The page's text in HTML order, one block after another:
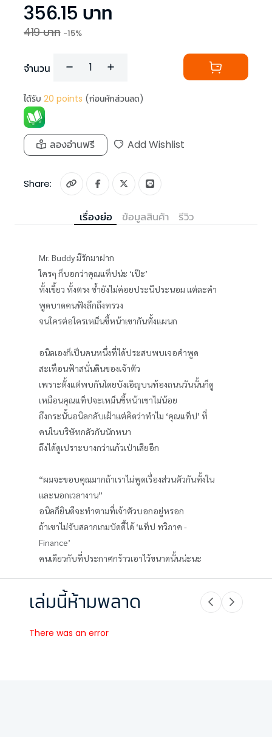
356.15 บาท
419บาท -15%
จำนวน
ได้รับ 20 points (ก่อนหักส่วนลด)
ลองอ่านฟรี Add Wishlist
Share:
เรื่องย่อ ข้อมูลสินค้า รีวิว
Mr. Buddy มีรักมาฝาก
ใครๆ ก็บอกว่าคุณแท็ปน่ะ ‘เป๊ะ’
ทั้งเขี้ยว ทั้งตรง ซ้ำยังไม่ค่อยประนีประนอม แต่ละคำ
พูดบาดคนฟังลึกถึงทรวง
จนใครต่อใครเหม็นขี้หน้าเขากันทั้งแผนก
อนิลเองก็เป็นคนหนึ่งที่ได้ประสบพบเจอคำพูด
สะเทือนฟ้าสนั่นดินของเจ้าตัว
เพราะตั้งแต่พบกันโดยบังเอิญบนท้องถนนวันนั้นก็ดู
เหมือนคุณแท็ปจะเหม็นขี้หน้าเขาไม่น้อย
ถึงกระนั้นอนิลกลับเฝ้าแต่คิดว่าทำไม ‘คุณแท็ป’ ที่
คนในบริษัทกลัวกันนักหนา
ถึงได้ดูเปราะบางกว่าแก้วเป่าเสียอีก
“ผมจะขอบคุณมากถ้าเราไม่พูดเรื่องส่วนตัวกันทั้งใน
และนอกเวลางาน”
อนิลก็ยินดีจะทำตามที่เจ้าตัวบอกอยู่หรอก
ถ้าเขาไม่จับสลากเกมบัดดี้ได้ ‘แท็ป ทวิภาค -
Finance’
คนเดียวกับที่ประกาศกร้าวเอาไว้ขนาดนั้นน่ะนะ
เล่มนี้ห้ามพลาด
There was an error